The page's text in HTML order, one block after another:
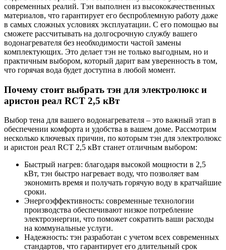
современных реалий. Тэн выполнен из высококачественных
материалов, что гарантирует его беспроблемную работу даже
в самых сложных условиях эксплуатации. С его помощью вы
сможете рассчитывать на долгосрочную службу вашего
водонагревателя без необходимости частой замены
комплектующих. Это делает тэн не только выгодным, но и
практичным выбором, который дарит вам уверенность в том,
что горячая вода будет доступна в любой момент.
Почему стоит выбрать тэн для электролюкс и
аристон реал RCT 2,5 кВт
Выбор тена для вашего водонагревателя – это важный этап в
обеспечении комфорта и удобства в вашем доме. Рассмотрим
несколько ключевых причин, по которым тэн для электролюкс
и аристон реал RCT 2,5 кВт станет отличным выбором:
Быстрый нагрев: благодаря высокой мощности в 2,5
кВт, тэн быстро нагревает воду, что позволяет вам
экономить время и получать горячую воду в кратчайшие
сроки.
Энергоэффективность: современные технологии
производства обеспечивают низкое потребление
электроэнергии, что поможет сократить ваши расходы
на коммунальные услуги.
Надежность: тэн разработан с учетом всех современных
стандартов, что гарантирует его длительный срок